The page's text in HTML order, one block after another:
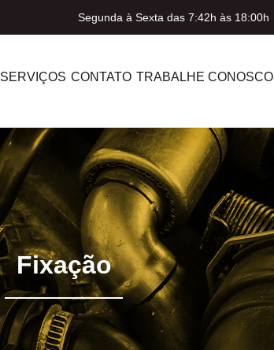
Segunda à Sexta das 7:42h às 18:00h
SERVIÇOS CONTATO TRABALHE CONOSCO
Fixação